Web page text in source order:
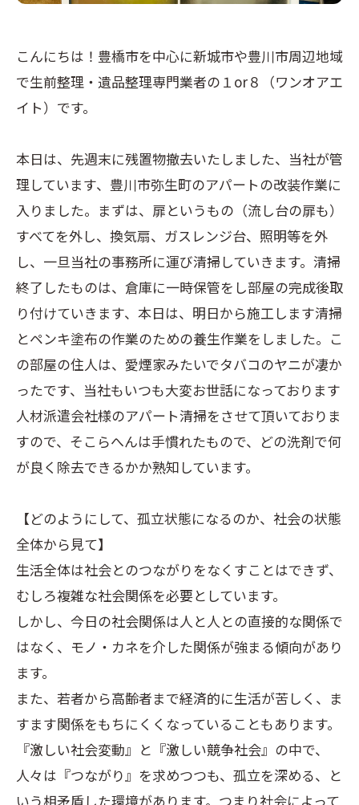
こんにちは！豊橋市を中心に新城市や豊川市周辺地域
で生前整理・遺品整理専門業者の１or８（ワンオアエ
イト）です。
本日は、先週末に残置物撤去いたしました、当社が管
理しています、豊川市弥生町のアパートの改装作業に
入りました。まずは、扉というもの（流し台の扉も）
すべてを外し、換気扇、ガスレンジ台、照明等を外
し、一旦当社の事務所に運び清掃していきます。清掃
終了したものは、倉庫に一時保管をし部屋の完成後取
り付けていきます、本日は、明日から施工します清掃
とペンキ塗布の作業のための養生作業をしました。こ
の部屋の住人は、愛煙家みたいでタバコのヤニが凄か
ったです、当社もいつも大変お世話になっております
人材派遣会社様のアパート清掃をさせて頂いておりま
すので、そこらへんは手慣れたもので、どの洗剤で何
が良く除去できるかか熟知しています。
【どのようにして、孤立状態になるのか、社会の状態
全体から見て】
生活全体は社会とのつながりをなくすことはできず、
むしろ複雑な社会関係を必要としています。
しかし、今日の社会関係は人と人との直接的な関係で
はなく、モノ・カネを介した関係が強まる傾向があり
ます。
また、若者から高齢者まで経済的に生活が苦しく、ま
すます関係をもちにくくなっていることもあります。
『激しい社会変動』と『激しい競争社会』の中で、
人々は『つながり』を求めつつも、孤立を深める、と
いう相矛盾した環境があります。つまり社会によって